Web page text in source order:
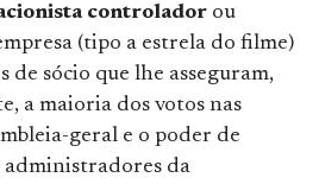
controlador ou
(tipo a estrela do filme)
sócio que lhe asseguram,
a maioria dos votos nas
geral e o poder de
administradores da